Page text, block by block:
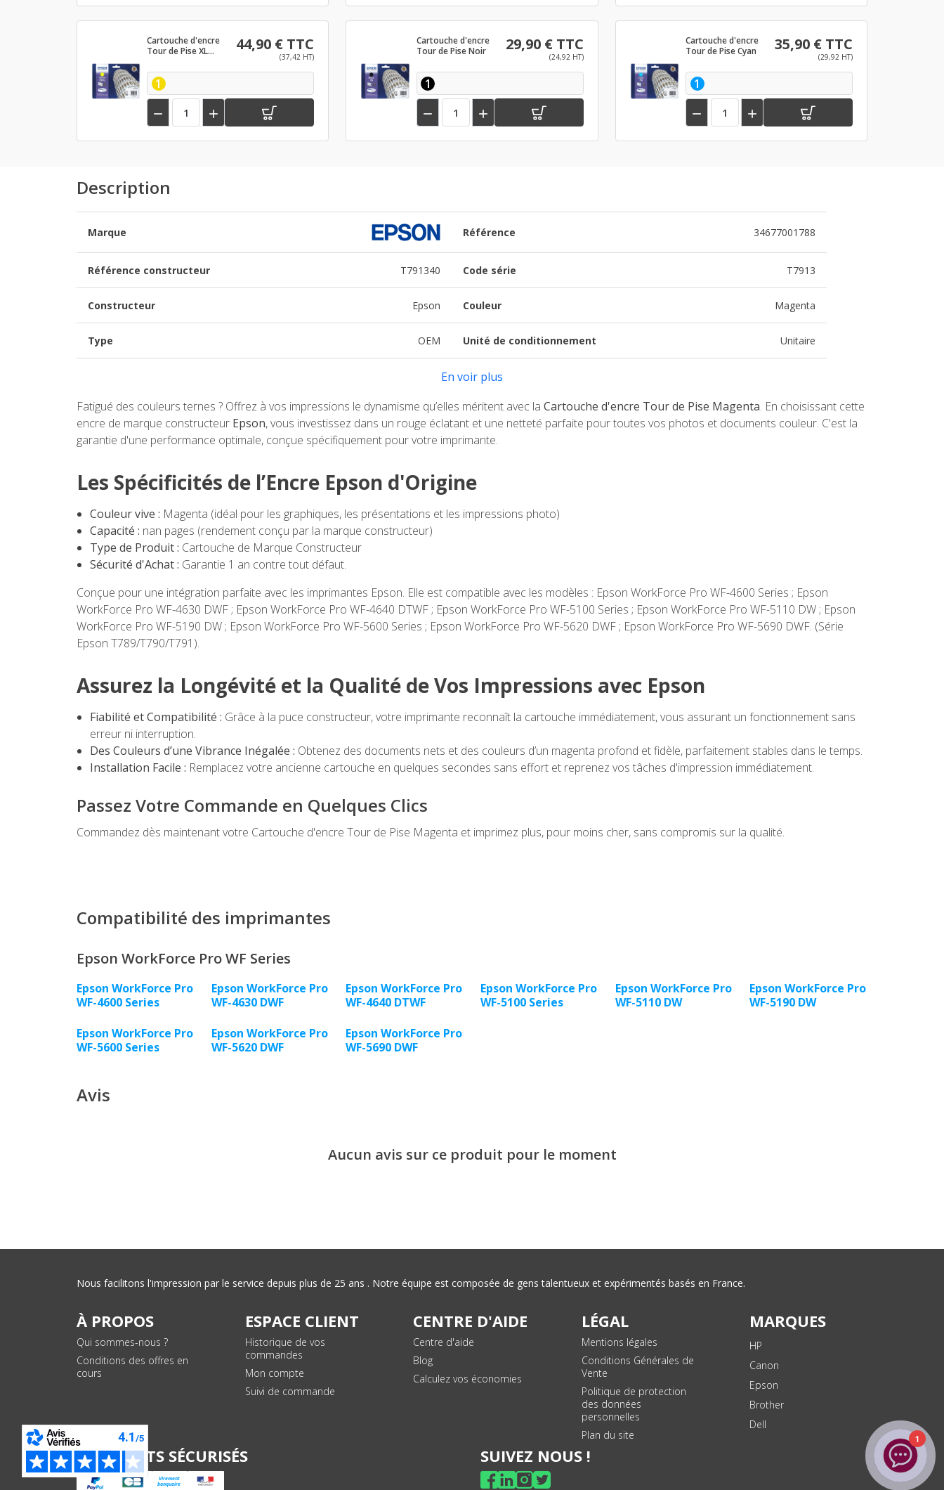
Cartouche d'encre
Tour de Pise XL
44,90 € TTC
(37,42 HT)
1
 
Cartouche d'encre
Tour de Pise Noir
29,90 € TTC
(24,92 HT)
1
 
Cartouche d'encre
Tour de Pise Cyan
35,90 € TTC
(29,92 HT)
1
 
Description
Marque Référence 34677001788
Référence constructeur T791340 Code série T7913
Constructeur Epson Couleur Magenta
Type OEM Unité de conditionnement Unitaire
En voir plus
Fatigué des couleurs ternes ? Offrez à vos impressions le dynamisme qu’elles méritent avec la Cartouche d'encre Tour de Pise Magenta. En choisissant cette
encre de marque constructeur Epson, vous investissez dans un rouge éclatant et une netteté parfaite pour toutes vos photos et documents couleur. C'est la
garantie d'une performance optimale, conçue spécifiquement pour votre imprimante.
Les Spécificités de l’Encre Epson d'Origine
Couleur vive : Magenta (idéal pour les graphiques, les présentations et les impressions photo)
Capacité : nan pages (rendement conçu par la marque constructeur)
Type de Produit : Cartouche de Marque Constructeur
Sécurité d'Achat : Garantie 1 an contre tout défaut.
Conçue pour une intégration parfaite avec les imprimantes Epson. Elle est compatible avec les modèles : Epson WorkForce Pro WF-4600 Series ; Epson
WorkForce Pro WF-4630 DWF ; Epson WorkForce Pro WF-4640 DTWF ; Epson WorkForce Pro WF-5100 Series ; Epson WorkForce Pro WF-5110 DW ; Epson
WorkForce Pro WF-5190 DW ; Epson WorkForce Pro WF-5600 Series ; Epson WorkForce Pro WF-5620 DWF ; Epson WorkForce Pro WF-5690 DWF. (Série
Epson T789/T790/T791).
Assurez la Longévité et la Qualité de Vos Impressions avec Epson
Fiabilité et Compatibilité : Grâce à la puce constructeur, votre imprimante reconnaît la cartouche immédiatement, vous assurant un fonctionnement sans
erreur ni interruption.
Des Couleurs d’une Vibrance Inégalée : Obtenez des documents nets et des couleurs d’un magenta profond et fidèle, parfaitement stables dans le temps.
Installation Facile : Remplacez votre ancienne cartouche en quelques secondes sans effort et reprenez vos tâches d'impression immédiatement.
Passez Votre Commande en Quelques Clics
Commandez dès maintenant votre Cartouche d'encre Tour de Pise Magenta et imprimez plus, pour moins cher, sans compromis sur la qualité.
Compatibilité des imprimantes
Epson WorkForce Pro WF Series
Epson WorkForce Pro
WF-4600 Series
Epson WorkForce Pro
WF-4630 DWF
Epson WorkForce Pro
WF-4640 DTWF
Epson WorkForce Pro
WF-5100 Series
Epson WorkForce Pro
WF-5110 DW
Epson WorkForce Pro
WF-5190 DW
Epson WorkForce Pro
WF-5600 Series
Epson WorkForce Pro
WF-5620 DWF
Epson WorkForce Pro
WF-5690 DWF
Avis
Aucun avis sur ce produit pour le moment
Nous facilitons l'impression par le service depuis plus de 25 ans . Notre équipe est composée de gens talentueux et expérimentés basés en France.
À PROPOS
Qui sommes-nous ?
Conditions des offres en
cours
ESPACE CLIENT
Historique de vos
commandes
Mon compte
Suivi de commande
CENTRE D'AIDE
Centre d'aide
Blog
Calculez vos économies
LÉGAL
Mentions légales
Conditions Générales de
Vente
Politique de protection
des données
personnelles
Plan du site
MARQUES
HP
Canon
Epson
Brother
Dell
PAIEMENTS SÉCURISÉS SUIVEZ NOUS !
1